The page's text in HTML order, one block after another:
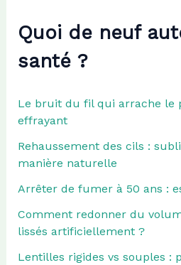
Quoi de neuf
santé ?
Le bruit du fil qui arrache le
effrayant
Rehaussement des cils :
manière naturelle
Arrêter de fumer à 50 ans :
Comment redonner du
lissés artificiellement ?
Lentilles rigides vs souples :